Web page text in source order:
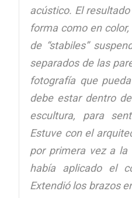
acústico. El
forma como en
de “stabiles”
separados de las
fotografía que
debe estar dentro
escultura, para
Estuve con el
por primera vez a la
había aplicado el
Extendió los brazos